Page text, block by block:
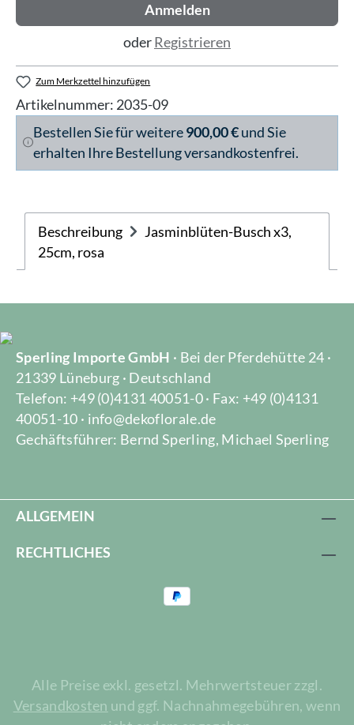
Anmelden
oderRegistrieren
Zum Merkzettel hinzufügen
Artikelnummer: 2035-09
Bestellen Sie für weitere900,00 €und Sie
erhalten Ihre Bestellung versandkostenfrei.
Beschreibung
Jasminblüten-Busch x3,
25cm, rosa
Sperling Importe GmbH · Bei der Pferdehütte 24 ·
21339 Lüneburg · Deutschland
Telefon: +49 (0)4131 40051-0 · Fax: +49 (0)4131
40051-10 · info@dekoflorale.de
Gechäftsführer: Bernd Sperling, Michael Sperling
ALLGEMEIN
RECHTLICHES
Alle Preise exkl. gesetzl. Mehrwertsteuer zzgl.
Versandkosten und ggf. Nachnahmegebühren, wenn